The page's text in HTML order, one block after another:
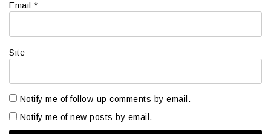
Email *
Site
Notify me of follow-up comments by email.
Notify me of new posts by email.